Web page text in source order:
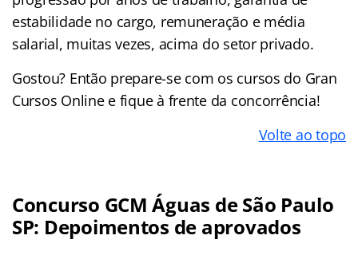
estabilidade no cargo, remuneração e média
salarial, muitas vezes, acima do setor privado.
Gostou? Então prepare-se com os cursos do Gran
Cursos Online e fique à frente da concorrência!
Volte ao topo
Concurso GCM Águas de São Paulo
SP: Depoimentos de aprovados